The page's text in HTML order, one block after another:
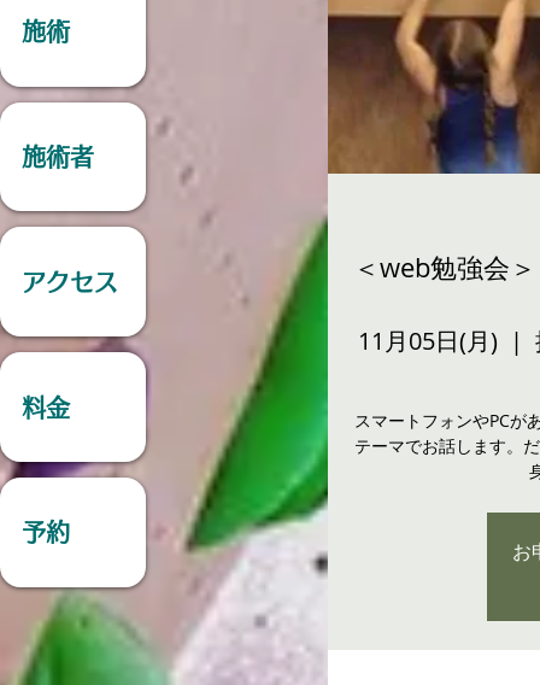
＜web勉強会
11月05日(月)
  |
スマートフォンやPCが
テーマでお話します。
お
施術
施術者
アクセス
料金
予約